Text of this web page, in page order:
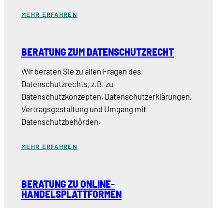
MEHR ERFAHREN
BERATUNG ZUM DATENSCHUTZRECHT
Wir beraten Sie zu allen Fragen des
Datenschutzrechts, z.B. zu
Datenschutzkonzepten, Datenschutzerklärungen,
Vertragsgestaltung und Umgang mit
Datenschutzbehörden.
MEHR ERFAHREN
BERATUNG ZU ONLINE-
HANDELSPLATTFORMEN